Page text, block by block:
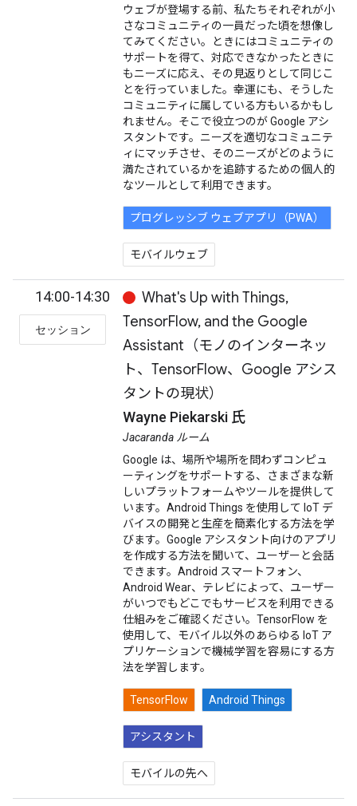
ウェブが登場する前、私たちそれぞれが小
さなコミュニティの一員だった頃を想像し
てみてください。ときにはコミュニティの
サポートを得て、対応できなかったときに
もニーズに応え、その見返りとして同じこ
とを行っていました。幸運にも、そうした
コミュニティに属している方もいるかもし
れません。そこで役立つのが Google アシ
スタントです。ニーズを適切なコミュニテ
ィにマッチさせ、そのニーズがどのように
満たされているかを追跡するための個人的
なツールとして利用できます。
プログレッシブ ウェブアプリ（PWA）
モバイルウェブ
14:00-14:30
セッション
What's Up with Things,
TensorFlow, and the Google
Assistant（モノのインターネッ
ト、TensorFlow、Google アシス
タントの現状）
Wayne Piekarski 氏
Jacaranda ルーム
Google は、場所や場所を問わずコンピュ
ーティングをサポートする、さまざまな新
しいプラットフォームやツールを提供して
います。Android Things を使用して IoT デ
バイスの開発と生産を簡素化する方法を学
びます。Google アシスタント向けのアプリ
を作成する方法を聞いて、ユーザーと会話
できます。Android スマートフォン、
Android Wear、テレビによって、ユーザー
がいつでもどこでもサービスを利用できる
仕組みをご確認ください。TensorFlow を
使用して、モバイル以外のあらゆる IoT ア
プリケーションで機械学習を容易にする方
法を学習します。
TensorFlow Android Things
アシスタント
モバイルの先へ